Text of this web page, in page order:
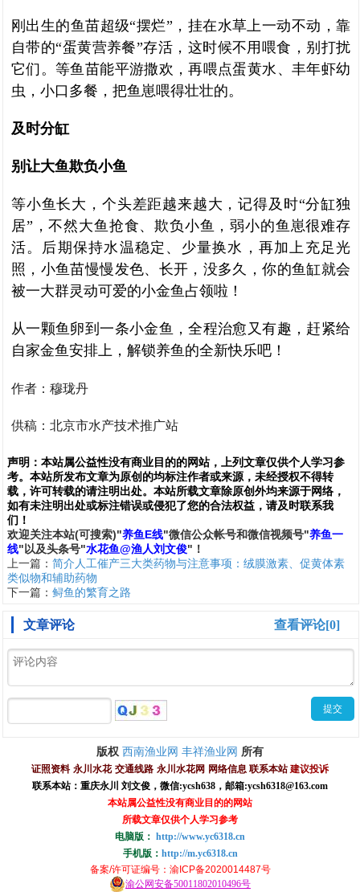
刚出生的鱼苗超级“摆烂”，挂在水草上一动不动，靠
自带的“蛋黄营养餐”存活，这时候不用喂食，别打扰
它们。等鱼苗能平游撒欢，再喂点蛋黄水、丰年虾幼
虫，小口多餐，把鱼崽喂得壮壮的。
及时分缸
别让大鱼欺负小鱼
等小鱼长大，个头差距越来越大，记得及时“分缸独
居”，不然大鱼抢食、欺负小鱼，弱小的鱼崽很难存
活。后期保持水温稳定、少量换水，再加上充足光
照，小鱼苗慢慢发色、长开，没多久，你的鱼缸就会
被一大群灵动可爱的小金鱼占领啦！
从一颗鱼卵到一条小金鱼，全程治愈又有趣，赶紧给
自家金鱼安排上，解锁养鱼的全新快乐吧！
作者：穆珑丹
供稿：北京市水产技术推广站
声明： 本站属公益性没有商业目的的网站，上列文章仅供个人学习参
考。本站所发布文章为原创的均标注作者或来源，未经授权不得转
载，许可转载的请注明出处。本站所载文章除原创外均来源于网络，
如有未注明出处或标注错误或侵犯了您的合法权益，请及时联系我
们 ！
欢迎关注本站(可搜索)"养鱼E线"微信公众帐号和微信视频号"养鱼一
线" 以及头条号"水花鱼@渔人刘文俊"！
上一篇： 简介人工催产三大类药物与注意事项：绒膜激素、促黄体素
类似物和辅助药物
下一篇： 鲟鱼的繁育之路
查看评论[0]
文章评论
版权 西南渔业网 丰祥渔业网 所有
证照资料 永川水花 交通线路 永川水花网 网络信息 联系本站 建议投诉
联系本站：重庆永川 刘文俊， 微信:ycsh638 ， 邮箱:ycsh6318@163.com
本站属公益性没有商业目的的网站
所载文章仅供个人学习参考
电脑版： http://www.yc6318.cn
手机版： http://m.yc6318.cn
备案/许可证编号：渝ICP备2020014487号
渝公网安备50011802010496号